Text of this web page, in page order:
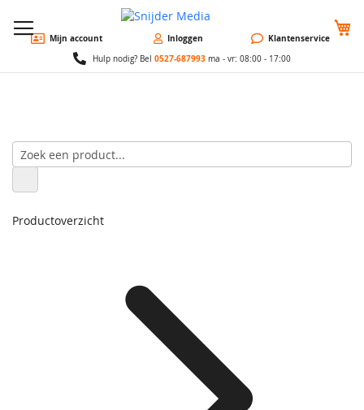
Mijn account Inloggen Klantenservice
Hulp nodig? Bel 0527-687993 ma - vr: 08:00 - 17:00
Productoverzicht